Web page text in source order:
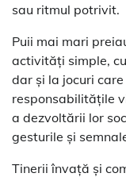
sau ritmul potrivit.
Puii mai mari
activități simple,
dar și la jocuri
responsabilitățile
a dezvoltării lor
gesturile și
Tinerii învață și